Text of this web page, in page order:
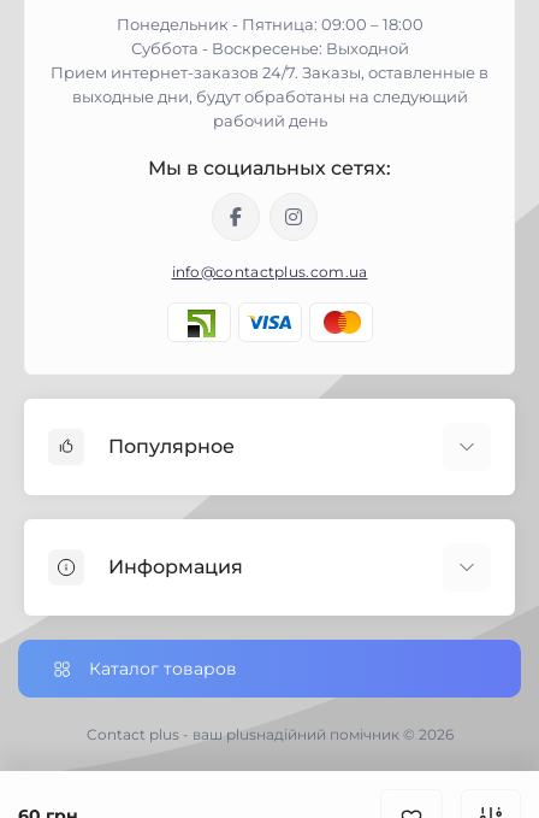
Понедельник - Пятница: 09:00 – 18:00
Суббота - Воскресенье: Выходной
Прием интернет-заказов 24/7. Заказы, оставленные в
выходные дни, будут обработаны на следующий
рабочий день
Мы в социальных сетях:
info@contactplus.com.ua
Популярное
Биозащита
Строительная химия
Замки
Петли дверные
Хозяйственный инвертарь
Информация
Настройки сookie-файлов
Доставка заказов по Украине
Доставка по Черниговской обл.
Отзывы о магазине
Каталог товаров
Contact plus - ваш plusнадійний помічник © 2026